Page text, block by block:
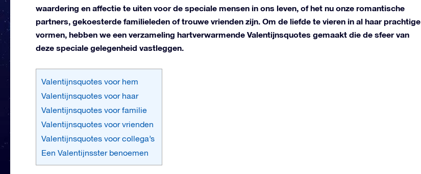
waardering en affectie te uiten voor de speciale mensen in ons leven, of het nu onze romantische
partners, gekoesterde familieleden of trouwe vrienden zijn. Om de liefde te vieren in al haar prachtige
vormen, hebben we een verzameling hartverwarmende Valentijnsquotes gemaakt die de sfeer van
deze speciale gelegenheid vastleggen.
Valentijnsquotes voor hem
Valentijnsquotes voor haar
Valentijnsquotes voor familie
Valentijnsquotes voor vrienden
Valentijnsquotes voor collega’s
Een Valentijnsster benoemen